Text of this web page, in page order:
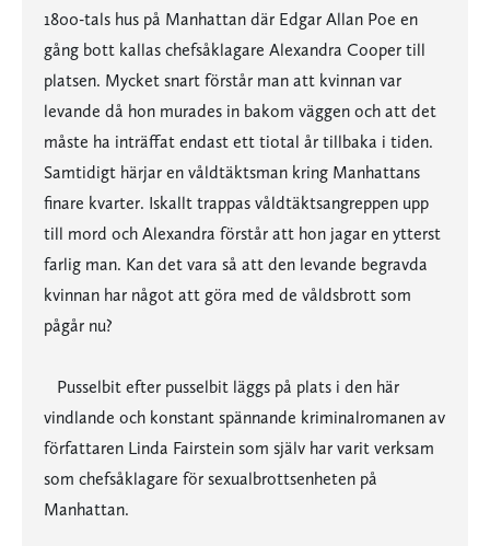
1800-tals hus på Manhattan där Edgar Allan Poe en
gång bott kallas chefsåklagare Alexandra Cooper till
platsen. Mycket snart förstår man att kvinnan var
levande då hon murades in bakom väggen och att det
måste ha inträffat endast ett tiotal år tillbaka i tiden.
Samtidigt härjar en våldtäktsman kring Manhattans
finare kvarter. Iskallt trappas våldtäktsangreppen upp
till mord och Alexandra förstår att hon jagar en ytterst
farlig man. Kan det vara så att den levande begravda
kvinnan har något att göra med de våldsbrott som
pågår nu?
Pusselbit efter pusselbit läggs på plats i den här
vindlande och konstant spännande kriminalromanen av
författaren Linda Fairstein som själv har varit verksam
som chefsåklagare för sexualbrottsenheten på
Manhattan.